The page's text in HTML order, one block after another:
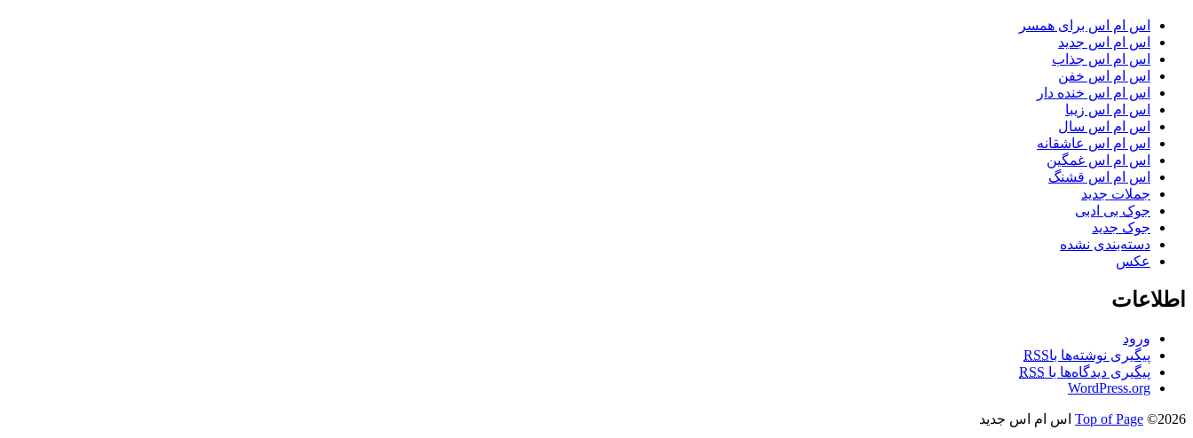
اس ام اس برای همسر
اس ام اس جدید
اس ام اس جذاب
اس ام اس خفن
اس ام اس خنده دار
اس ام اس زیبا
اس ام اس سال
اس ام اس عاشقانه
اس ام اس غمگین
اس ام اس قشنگ
جملات جدید
جوک بی ادبی
جوک جدید
دسته‌بندی نشده
عکس
اطلاعات
ورود
پیگیری نوشته‌ها باRSS
پیگیری دیدگاه‌ها با RSS
WordPress.org
Top of Page ©2026 اس ام اس جدید